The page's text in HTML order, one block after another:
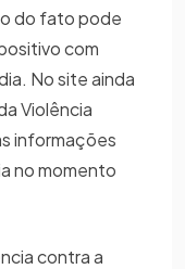
do fato pode
com
No site ainda
Violência
informações
no momento
contra a